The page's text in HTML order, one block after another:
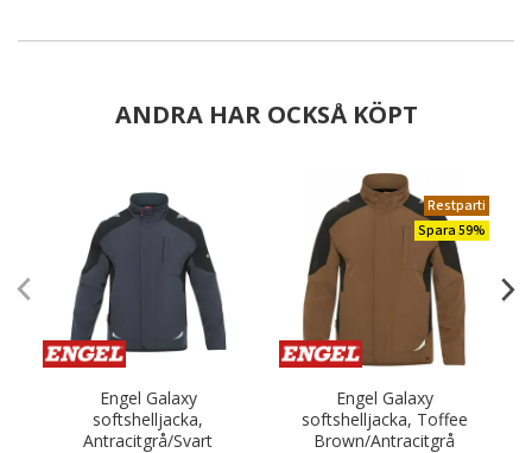
ANDRA HAR OCKSÅ KÖPT
Engel Galaxy
softshelljacka,
Antracitgrå/Svart
Restparti
Spara 59%
Engel Galaxy
softshelljacka, Toffee
Brown/Antracitgrå